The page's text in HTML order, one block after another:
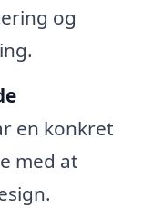
og
en konkret
med at